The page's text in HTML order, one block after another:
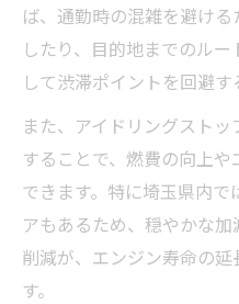
ば、通勤時の混雑を避け
したり、目的地までのル
して渋滞ポイントを回避す
また、アイドリングスト
することで、燃費の向上
できます。特に埼玉県内
アもあるため、穏やかな
削減が、エンジン寿命の
す。